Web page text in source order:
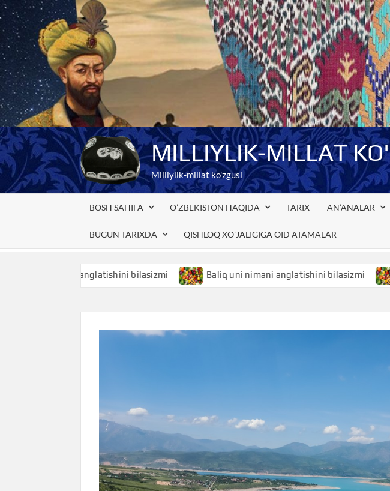
Skip
to
content
MILLIYLIK-MILLAT
Milliylik-millat ko'zgusi
BOSH SAHIFA O’ZBEKISTON HAQIDA TARIX AN’ANALAR
BUGUN TARIXDA QISHLOQ XO’JALIGIGA OID ATAMALAR
nimani anglatishini bilasizmi Baliq uni nimani anglatishini bilasizmi